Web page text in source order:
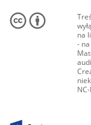
na
-